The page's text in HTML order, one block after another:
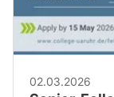
02.03.2026